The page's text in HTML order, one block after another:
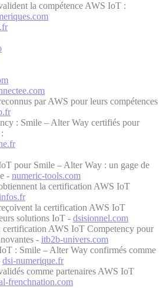
la compétence AWS IoT :
par AWS pour leurs compétences
: Smile – Alter Way certifiés pour
pour Smile – Alter Way : un gage de
- numeric-tools.com
la certification AWS IoT
la certification AWS IoT
solutions IoT - dsisionnel.com
certification AWS IoT Competency pour
- itb2b-univers.com
: Smile – Alter Way confirmés comme
dsi-numerique.fr
comme partenaires AWS IoT
frenchnation.com